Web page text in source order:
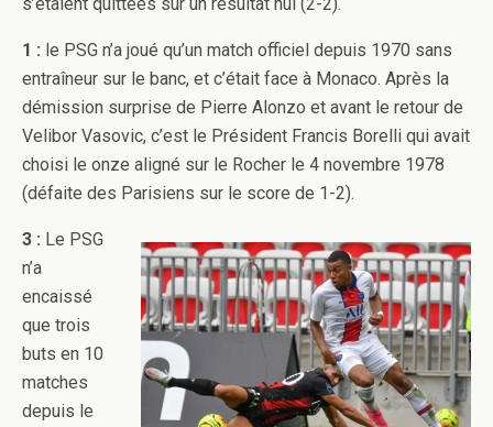
1 : le PSG n’a joué qu’un match officiel depuis 1970 sans
entraîneur sur le banc, et c’était face à Monaco. Après la
démission surprise de Pierre Alonzo et avant le retour de
Velibor Vasovic, c’est le Président Francis Borelli qui avait
choisi le onze aligné sur le Rocher le 4 novembre 1978
(défaite des Parisiens sur le score de 1-2).
3 : Le PSG
n’a
encaissé
que trois
buts en 10
matches
depuis le